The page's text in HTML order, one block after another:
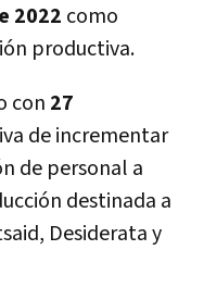
2022 como
productiva.
con 27
de incrementar
de personal a
destinada a
Desiderata y